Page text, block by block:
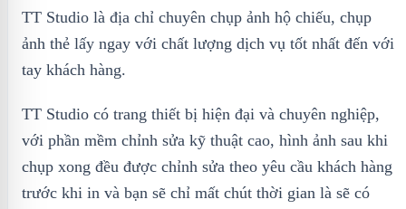
TT Studio là địa chỉ chuyên chụp ảnh hộ chiếu, chụp
ảnh thẻ lấy ngay với chất lượng dịch vụ tốt nhất đến với
tay khách hàng.
TT Studio có trang thiết bị hiện đại và chuyên nghiệp,
với phần mềm chỉnh sửa kỹ thuật cao, hình ảnh sau khi
chụp xong đều được chỉnh sửa theo yêu cầu khách hàng
trước khi in và bạn sẽ chỉ mất chút thời gian là sẽ có